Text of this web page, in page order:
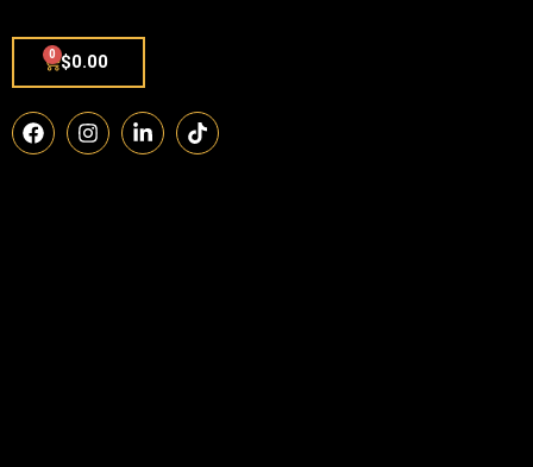
$0.00
0